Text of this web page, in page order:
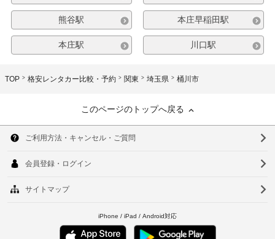
熊谷駅 本庄早稲田駅
本庄駅 川口駅
TOP 格安レンタカー比較・予約 関東 埼玉県 桶川市
このページのトップへ戻る